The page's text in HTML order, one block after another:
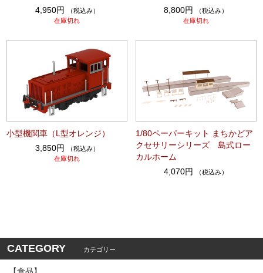
4,950円
（税込み）
在庫切れ
8,800円
（税込み）
在庫切れ
小型機関車（L型オレンジ）
3,850円
（税込み）
在庫切れ
1/80ペーパーキット まちかどア
クセサリーシリーズ 島式ロー
カルホーム
4,070円
（税込み）
CATEGORY カテゴリー